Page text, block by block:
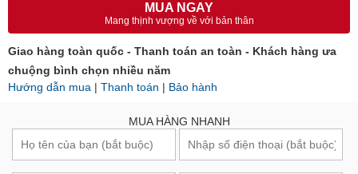
MUA NGAY
Mang thịnh vượng về với bản thân
Giao hàng toàn quốc - Thanh toán an toàn - Khách hàng ưa
chuộng bình chọn nhiều năm
Hướng dẫn mua | Thanh toán | Bảo hành
MUA HÀNG NHANH